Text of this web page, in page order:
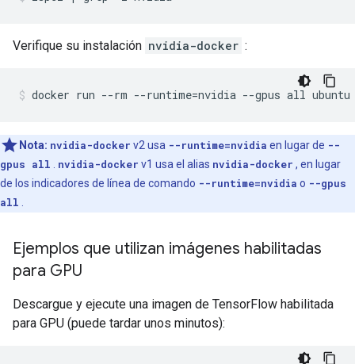
Verifique su instalación nvidia-docker :
Nota: nvidia-docker v2 usa --runtime=nvidia en lugar de --
gpus all
nvidia-docker v1 usa el alias nvidia-docker , en lugar
de los indicadores de línea de comando --runtime=nvidia o --gpus
all
Ejemplos que utilizan imágenes habilitadas
para GPU
Descargue y ejecute una imagen de TensorFlow habilitada
para GPU (puede tardar unos minutos):